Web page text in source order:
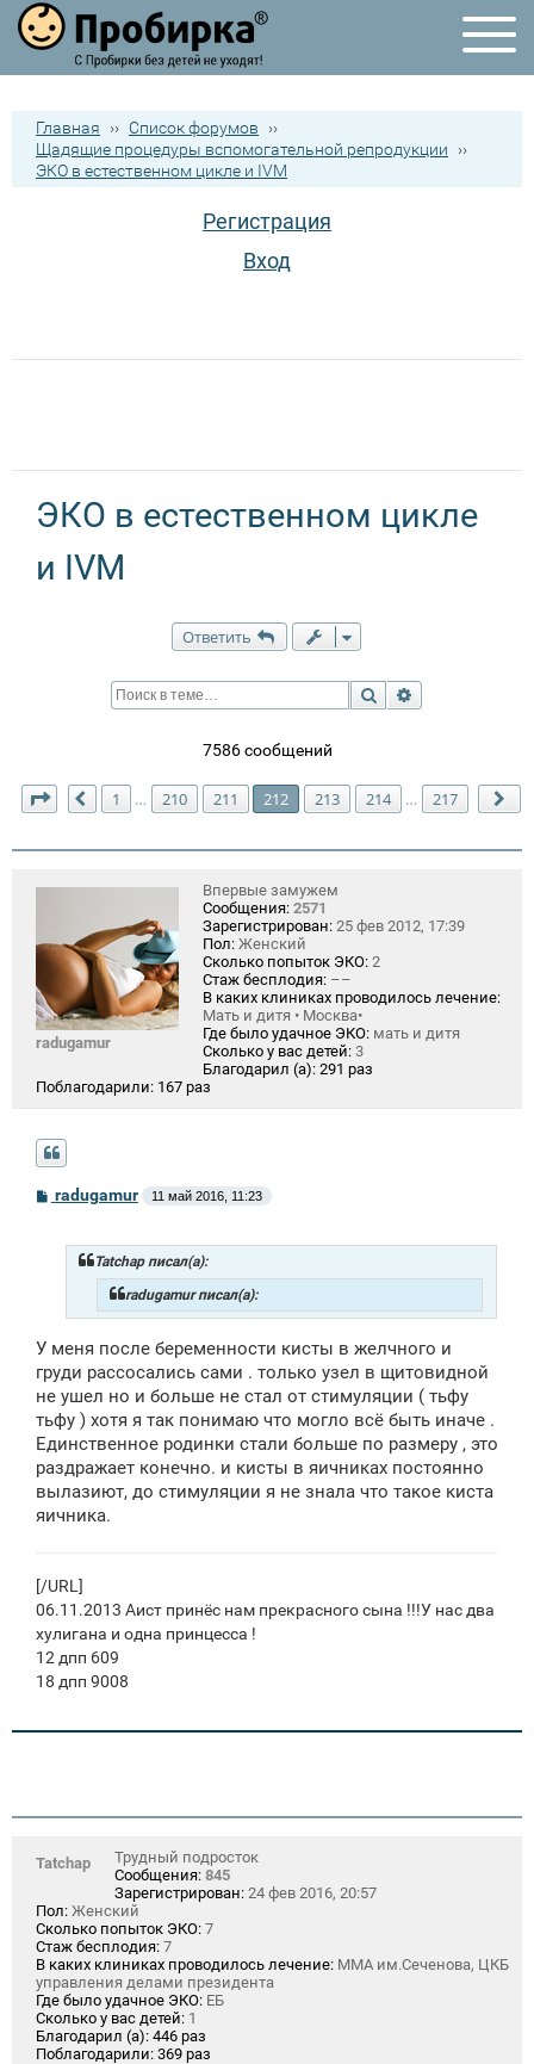
Главная ›› Список форумов
››
Щадящие процедуры вспомогательной репродукции
››
ЭКО в естественном цикле и IVM
Регистрация
Вход
ЭКО в естественном цикле
и IVM
Ответить
Поиск
7586 сообщений
Страница 212 из217
Пред.
1 … 210 211 212 213 214 … 217
radugamur
Впервые замужем
Сообщения: 2571
Зарегистрирован: 25 фев 2012, 17:39
Пол: Женский
Сколько попыток ЭКО: 2
Стаж бесплодия: ––
В каких клиниках проводилось лечение:
Мать и дитя • Москва•
Где было удачное ЭКО: мать и дитя
Сколько у вас детей: 3
Благодарил (а): 291 раз
Поблагодарили: 167 раз
Сradugamur 11 май 2016, 11:23
Tatchap писал(а):
radugamur писал(а):
У меня после беременности кисты в желчного и
груди рассосались сами . только узел в щитовидной
не ушел но и больше не стал от стимуляции ( тьфу
тьфу ) хотя я так понимаю что могло всё быть иначе .
Единственное родинки стали больше по размеру , это
раздражает конечно. и кисты в яичниках постоянно
вылазиют, до стимуляции я не знала что такое киста
яичника.
[/URL]
06.11.2013 Аист принёс нам прекрасного сына !!!У нас два
хулигана и одна принцесса !
12 дпп 609
18 дпп 9008
Tatchap
Трудный подросток
Сообщения: 845
Зарегистрирован: 24 фев 2016, 20:57
Пол: Женский
Сколько попыток ЭКО: 7
Стаж бесплодия: 7
В каких клиниках проводилось лечение: ММА им.Сеченова, ЦКБ
управления делами президента
Где было удачное ЭКО: ЕБ
Сколько у вас детей: 1
Благодарил (а): 446 раз
Поблагодарили: 369 раз